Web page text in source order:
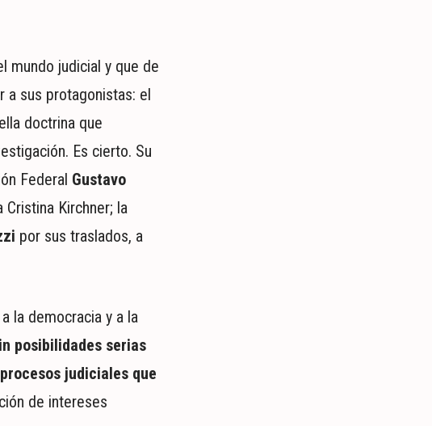
mundo judicial y que de
a sus protagonistas: el
doctrina que
Es cierto. Su
Federal Gustavo
Kirchner; la
por sus traslados, a
la democracia y a la
posibilidades serias
judiciales que
de intereses